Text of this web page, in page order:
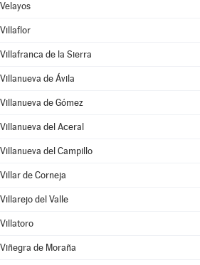
Velayos
Villaflor
Villafranca de la Sierra
Villanueva de Ávila
Villanueva de Gómez
Villanueva del Aceral
Villanueva del Campillo
Villar de Corneja
Villarejo del Valle
Villatoro
Viñegra de Moraña